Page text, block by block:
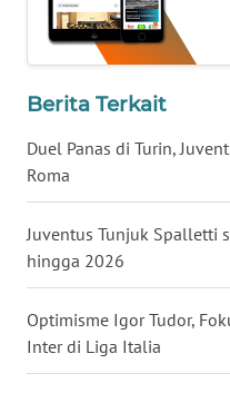
Berita Terkait
Duel Panas di Turin,
Roma
Juventus Tunjuk Spalletti
hingga 2026
Optimisme Igor Tudor,
Inter di Liga Italia
WN
KALTENG
KALTARA